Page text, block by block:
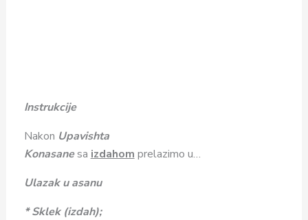
Instrukcije
Nakon Upavishta
Konasanesa izdahom prelazimo u…
Ulazak u asanu
* Sklek (izdah);